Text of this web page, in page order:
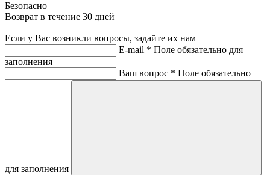
Безопасно
Возврат в течение 30 дней
Если у Вас возникли вопросы, задайте их нам
E-mail * Поле обязательно для
заполнения
Ваш вопрос * Поле обязательно
для заполнения